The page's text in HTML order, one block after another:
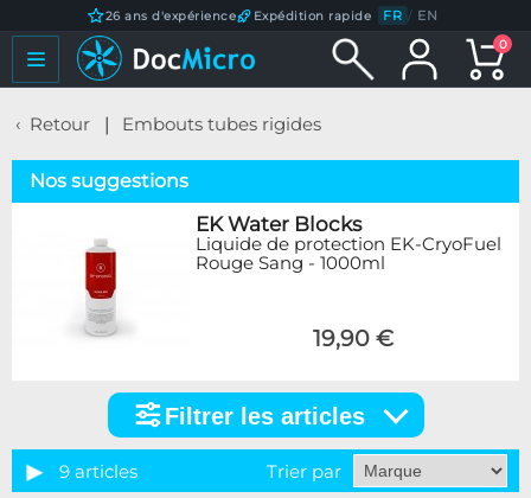
26 ans d'expérience Expédition rapide FR / EN
0
Retour Embouts tubes rigides
Nos suggestions
EK Water Blocks
Liquide de protection EK-CryoFuel
Rouge Sang - 1000ml
19,90 €
articles
Filtrer les articles
9 articles Trier par